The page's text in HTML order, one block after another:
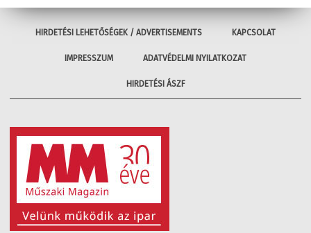
HIRDETÉSI LEHETŐSÉGEK / ADVERTISEMENTS KAPCSOLAT
IMPRESSZUM ADATVÉDELMI NYILATKOZAT
HIRDETÉSI ÁSZF